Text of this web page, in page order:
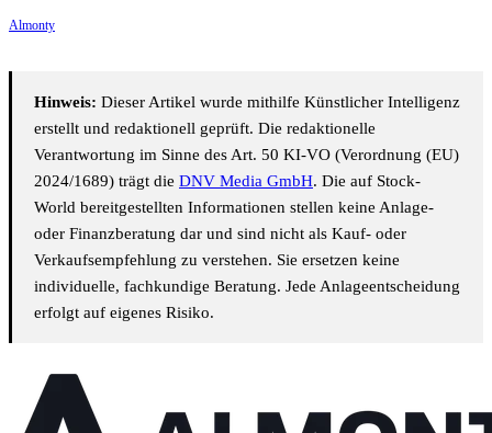
Almonty
Hinweis: Dieser Artikel wurde mithilfe Künstlicher Intelligenz
erstellt und redaktionell geprüft. Die redaktionelle
Verantwortung im Sinne des Art. 50 KI-VO (Verordnung (EU)
2024/1689) trägt die DNV Media GmbH. Die auf Stock-
World bereitgestellten Informationen stellen keine Anlage-
oder Finanzberatung dar und sind nicht als Kauf- oder
Verkaufsempfehlung zu verstehen. Sie ersetzen keine
individuelle, fachkundige Beratung. Jede Anlageentscheidung
erfolgt auf eigenes Risiko.